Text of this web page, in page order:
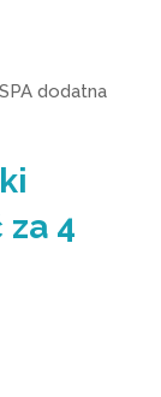
SPA dodatna
za 4